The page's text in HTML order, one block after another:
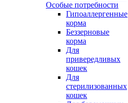
Особые потребности
Гипоаллергенные
корма
Беззерновые
корма
Для
привередливых
кошек
Для
стерилизованных
кошек